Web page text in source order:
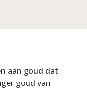
aan goud dat
goud van